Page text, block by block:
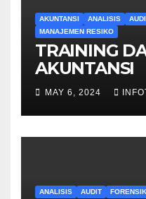
AKUNTANSI ANALISIS
MANAJEMEN RESIKO
TRAINING
AKUNTANSI
MAY 6, 2024
ANALISIS AUDIT FORENSIK